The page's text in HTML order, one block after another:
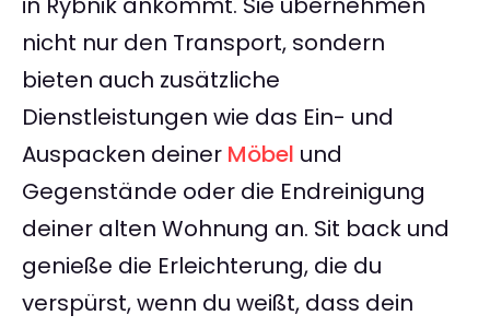
nicht nur den Transport, sondern
bieten auch zusätzliche
Dienstleistungen wie das Ein- und
Auspacken deiner Möbel und
Gegenstände oder die Endreinigung
deiner alten Wohnung an. Sit back und
genieße die Erleichterung, die du
verspürst, wenn du weißt, dass dein